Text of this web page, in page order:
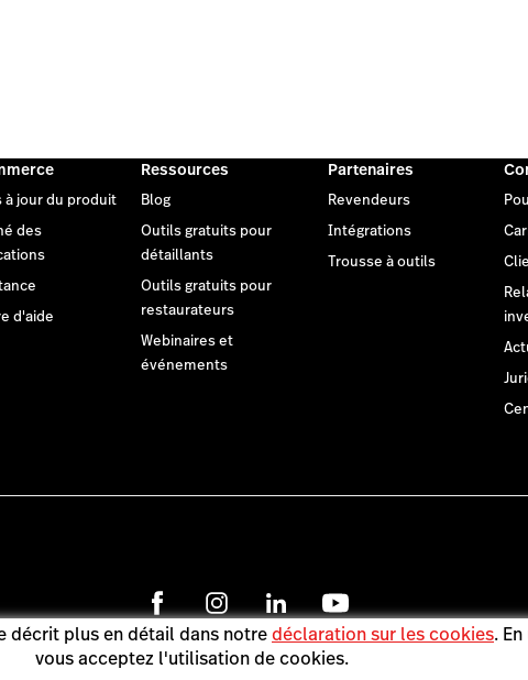
à jour du produit
des
d'aide
Ressources
Blog
Outils gratuits pour
détaillants
Outils gratuits pour
restaurateurs
Webinaires et
événements
Partenaires
Revendeurs
Intégrations
Trousse à outils
Lightspeed® 2026
décrit plus en détail dans notredéclaration sur les cookies.
vous acceptez l'utilisation de cookies.